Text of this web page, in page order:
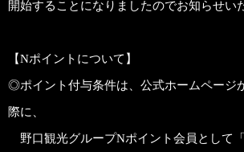
開始することになりましたのでお知らせい
【Nポイントについて】
◎ポイント付与条件は、公式ホームページ
際に、
野口観光グループNポイント会員として